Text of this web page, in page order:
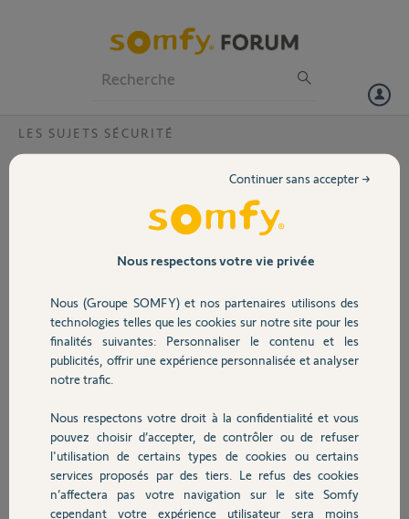
Volet
Sécurité
Domotique
Chauffage
Autres produits
LES SUJETS SÉCURITÉ
voyant rouge fixe sur link advanced?
Sur le link advanced, le voyant reste rouge fixe, et cet etat ne figure
pas dans la notice. Pourrait on savoir ce que cela signifie?
Lionel I.
il y a presque 2 ans
Participer au fil de discussion
Réponses
Bonsoir
Appliquez les recommandations données dans ce post
Nous respectons votre vie privée
Nous (Groupe SOMFY) et nos partenaires utilisons des
technologies telles que les cookies sur notre site pour les
finalités suivantes: Personnaliser le contenu et les
publicités, offrir une expérience personnalisée et analyser
notre trafic.
Nous respectons votre droit à la confidentialité et vous
pouvez choisir d’accepter, de contrôler ou de refuser
l'utilisation de certains types de cookies ou certains
services proposés par des tiers. Le refus des cookies
n’affectera pas votre navigation sur le site Somfy
cependant votre expérience utilisateur sera moins
Continuer sans accepter →